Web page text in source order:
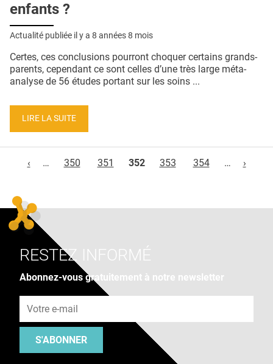
enfants ?
Actualité publiée il y a 8 années 8 mois
Certes, ces conclusions pourront choquer certains grands-
parents, cependant ce sont celles d’une très large méta-
analyse de 56 études portant sur les soins ...
LIRE LA SUITE
‹
… 350 351 352 353 354 … ›
RESTEZ INFORMÉ
Abonnez-vous gratuitement à notre newsletter
S'ABONNER